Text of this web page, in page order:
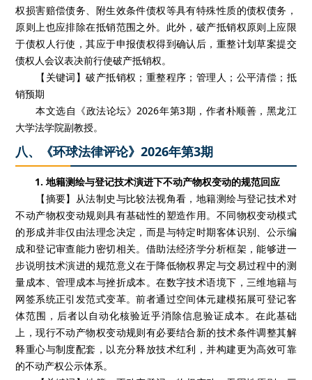
权损害赔偿债务、附生效条件债权等具有特殊性质的债权债务，
原则上也应排除在抵销范围之外。此外，破产抵销权原则上应限
于债权人行使，其应于申报债权得到确认后，重整计划草案提交
债权人会议表决前行使破产抵销权。
【关键词】破产抵销权；重整程序；管理人；公平清偿；抵
销预期
本文选自《政法论坛》2026年第3期，作者朴顺善，黑龙江
大学法学院副教授。
八、《环球法律评论》2026年第3期
1. 地籍测绘与登记技术演进下不动产物权变动的规范回应
【摘要】从法制史与比较法视角看，地籍测绘与登记技术对
不动产物权变动规则具有基础性的塑造作用。不同物权变动模式
的形成并非仅由法理念决定，而是与特定时期客体识别、公示编
成和登记审查能力密切相关。借助法经济学分析框架，能够进一
步说明技术演进的规范意义在于降低物权界定与交易过程中的测
量成本、管理成本与挫折成本。在数字技术语境下，三维地籍与
网签系统正引发范式变革。前者通过空间体元建模拓展可登记客
体范围，后者以自动化核验近乎消除信息验证成本。在此基础
上，现行不动产物权变动规则有必要结合新的技术条件调整其解
释重心与制度配套，以充分释放技术红利，并构建更为高效可靠
的不动产权公示体系。